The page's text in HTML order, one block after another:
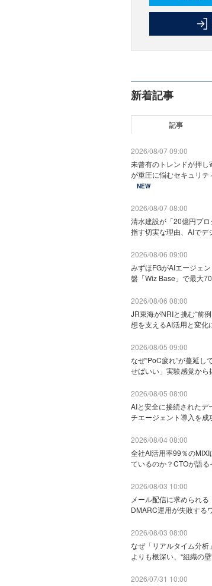
新着記事
記事
2026/08/07 09:00
未曾有のトレンドが押
が重圧に悩むセキュリテ
NEW
2026/08/07 08:00
清水建設が「20億円プ
指す切実な理由、AIでデ
2026/08/06 09:00
みずほFGがAIエージェ
盤「Wiz Base」で最大
2026/08/06 08:00
JR東海がNRIと挑む“前
想を支えるAI活用と変化
2026/08/05 09:00
なぜ“PoC疲れ”が蔓延
せばいい」実験感覚か
2026/08/05 08:00
AIと安全に接続された
チエージェント導入を
2026/08/04 08:00
全社AI活用率99％の
ているのか？CTOが語
2026/08/03 10:00
メール配信に求められ
DMARC運用が失敗する
2026/08/03 08:00
なぜ「リアルタイム分
よりも根深い、“組織の壁
2026/07/31 10:00